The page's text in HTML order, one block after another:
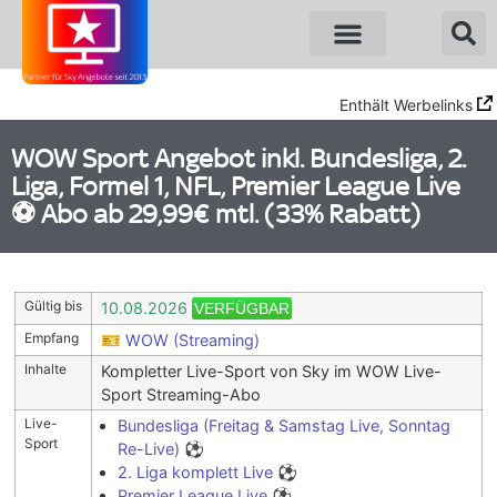
Enthält Werbelinks
WOW Sport Angebot inkl. Bundesliga, 2.
Liga, Formel 1, NFL, Premier League Live
⚽️ Abo ab 29,99€ mtl. (33% Rabatt)
Gültig bis 10.08.2026 VERFÜGBAR
Empfang 🎫 WOW (Streaming)
Inhalte
Kompletter Live-Sport von Sky im WOW Live-
Sport Streaming-Abo
Live-
Sport
Bundesliga (Freitag & Samstag Live, Sonntag
Re-Live) ⚽
2. Liga komplett Live ⚽